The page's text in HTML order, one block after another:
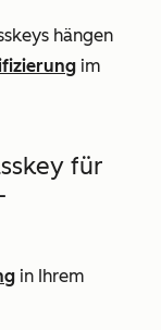
hängen
im
für
in Ihrem